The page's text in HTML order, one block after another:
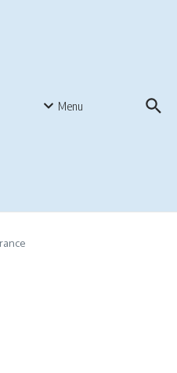
Menu